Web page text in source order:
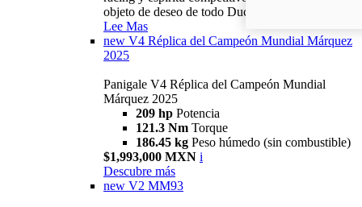
objeto de deseo de todo Ducatista.
Lee Mas
new V4 Réplica del Campeón Mundial Márquez
2025
Panigale V4 Réplica del Campeón Mundial
Márquez 2025
209 hp Potencia
121.3 Nm Torque
186.45 kg Peso húmedo (sin combustible)
$1,993,000 MXN i
Descubre más
new V2 MM93